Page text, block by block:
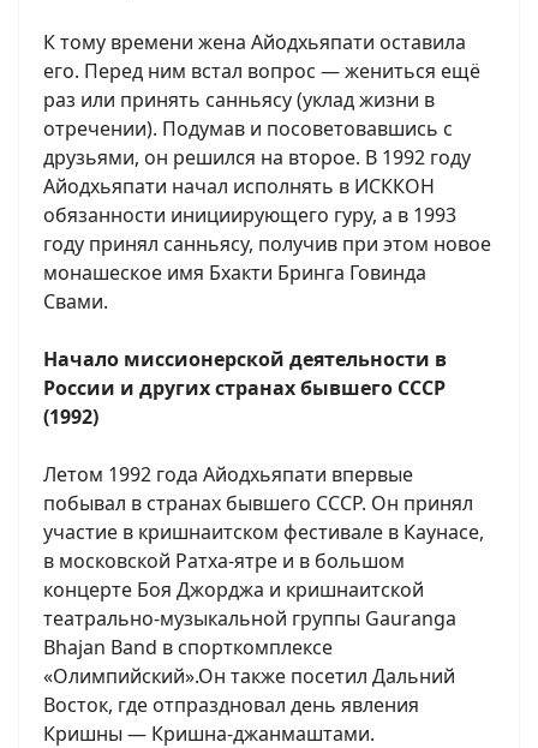
К тому времени жена Айодхьяпати оставила
его. Перед ним встал вопрос — жениться ещё
раз или принять санньясу (уклад жизни в
отречении). Подумав и посоветовавшись с
друзьями, он решился на второе. В 1992 году
Айодхьяпати начал исполнять в ИСККОН
обязанности инициирующего гуру, а в 1993
году принял санньясу, получив при этом новое
монашеское имя Бхакти Бринга Говинда
Свами.
Начало миссионерской деятельности в
России и других странах бывшего СССР
(1992)
Летом 1992 года Айодхьяпати впервые
побывал в странах бывшего СССР. Он принял
участие в кришнаитском фестивале в Каунасе,
в московской Ратха-ятре и в большом
концерте Боя Джорджа и кришнаитской
театрально-музыкальной группы Gauranga
Bhajan Band в спорткомплексе
«Олимпийский».Он также посетил Дальний
Восток, где отпраздновал день явления
Кришны — Кришна-джанмаштами.